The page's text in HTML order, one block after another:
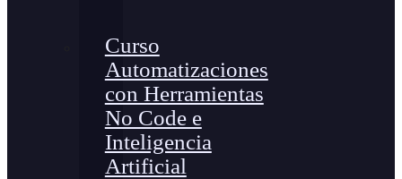
Curso
Automatizaciones
con Herramientas
No Code e
Inteligencia
Artificial